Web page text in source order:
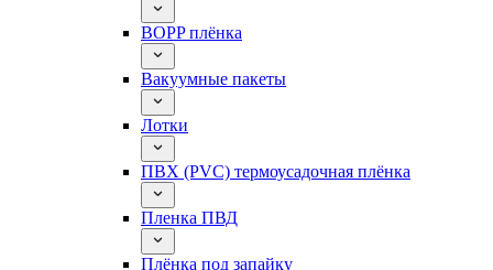
BOPP плёнка
Вакуумные пакеты
Лотки
ПВХ (PVC) термоусадочная плёнка
Пленка ПВД
Плёнка под запайку